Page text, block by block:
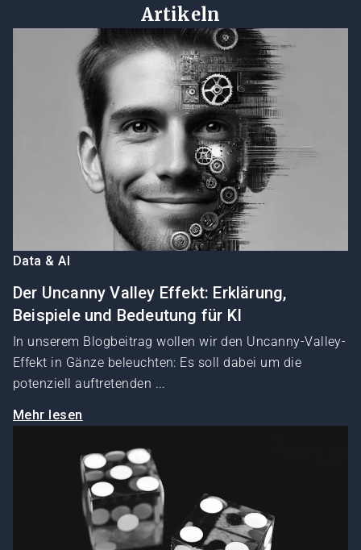
Artikeln
Data & AI
Der Uncanny Valley Effekt: Erklärung,
Beispiele und Bedeutung für KI
In unserem Blogbeitrag wollen wir den Uncanny-Valley-
Effekt in Gänze beleuchten: Es soll dabei um die
potenziell auftretenden ...
Mehr lesen